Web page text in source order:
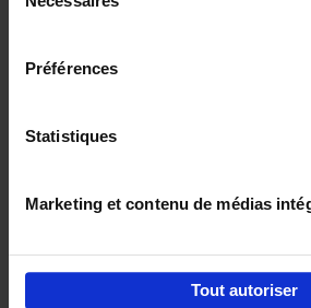
Préférences
Statistiques
Marketing et contenu de médias
Tout autoriser
Building